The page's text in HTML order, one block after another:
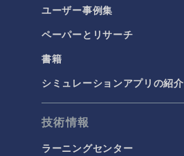
ユーザー事例集
ペーパーとリサーチ
書籍
シミュレーションアプリの紹介
技術情報
ラーニングセンター